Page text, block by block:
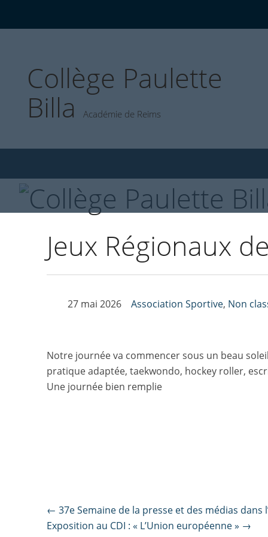
Collège Paulette
BillaAcadémie de Reims
Jeux Régionaux
27 mai 2026 Association Sportive, Non
Notre journée va commencer sous un beau
pratique adaptée, taekwondo, hockey roller,
Une journée bien remplie
Post
← 37e Semaine de la presse et des médias dans
Exposition au CDI : « L’Union européenne » →